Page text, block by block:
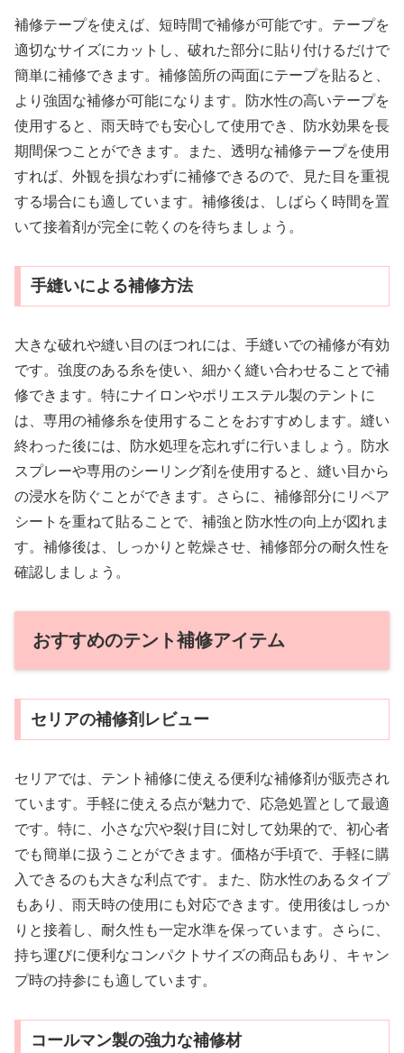
補修テープを使えば、短時間で補修が可能です。テープを
適切なサイズにカットし、破れた部分に貼り付けるだけで
簡単に補修できます。補修箇所の両面にテープを貼ると、
より強固な補修が可能になります。防水性の高いテープを
使用すると、雨天時でも安心して使用でき、防水効果を長
期間保つことができます。また、透明な補修テープを使用
すれば、外観を損なわずに補修できるので、見た目を重視
する場合にも適しています。補修後は、しばらく時間を置
いて接着剤が完全に乾くのを待ちましょう。
手縫いによる補修方法
大きな破れや縫い目のほつれには、手縫いでの補修が有効
です。強度のある糸を使い、細かく縫い合わせることで補
修できます。特にナイロンやポリエステル製のテントに
は、専用の補修糸を使用することをおすすめします。縫い
終わった後には、防水処理を忘れずに行いましょう。防水
スプレーや専用のシーリング剤を使用すると、縫い目から
の浸水を防ぐことができます。さらに、補修部分にリペア
シートを重ねて貼ることで、補強と防水性の向上が図れま
す。補修後は、しっかりと乾燥させ、補修部分の耐久性を
確認しましょう。
おすすめのテント補修アイテム
セリアの補修剤レビュー
セリアでは、テント補修に使える便利な補修剤が販売され
ています。手軽に使える点が魅力で、応急処置として最適
です。特に、小さな穴や裂け目に対して効果的で、初心者
でも簡単に扱うことができます。価格が手頃で、手軽に購
入できるのも大きな利点です。また、防水性のあるタイプ
もあり、雨天時の使用にも対応できます。使用後はしっか
りと接着し、耐久性も一定水準を保っています。さらに、
持ち運びに便利なコンパクトサイズの商品もあり、キャン
プ時の持参にも適しています。
コールマン製の強力な補修材